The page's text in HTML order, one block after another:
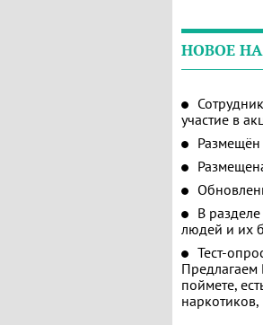
НОВОЕ
участие в
В
людей и их
Тест-
Предлагаем
поймете,